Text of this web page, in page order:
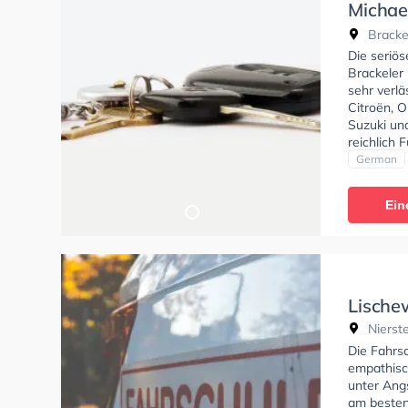
Die
sehr
Citroën,
Suzuki
reichlich
Klasse B
BF17,
Mofa -
A. und
ist
ruhig und
fördert
Rest vom
Alle die
German
Die
unter
am